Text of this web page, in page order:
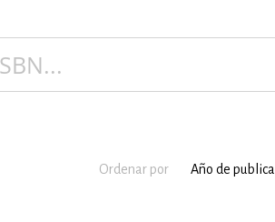
PLANIFICACIÓN
Ordenar por